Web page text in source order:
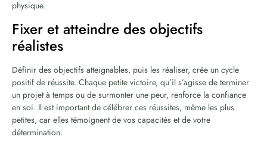
physique.
Fixer et atteindre des objectifs
réalistes
Définir des objectifs atteignables, puis les réaliser, crée un cycle
positif de réussite. Chaque petite victoire, qu’il s’agisse de terminer
un projet à temps ou de surmonter une peur, renforce la confiance
en soi. Il est important de célébrer ces réussites, même les plus
petites, car elles témoignent de vos capacités et de votre
détermination.